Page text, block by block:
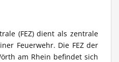
(FEZ) dient als zentrale
Feuerwehr. Die FEZ der
am Rhein befindet sich